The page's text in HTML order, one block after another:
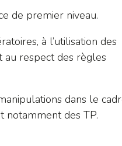
de premier niveau.
à l’utilisation des
au respect des règles
dans le
notamment des TP.